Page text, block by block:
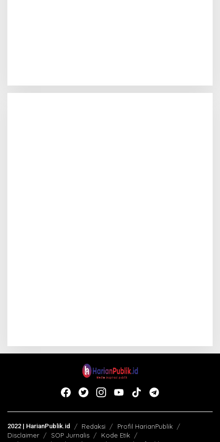
2022 | HarianPublik.id Redaksi
Profil HarianPublik
Disclaimer
SOP Jurnalis
Kode Etik